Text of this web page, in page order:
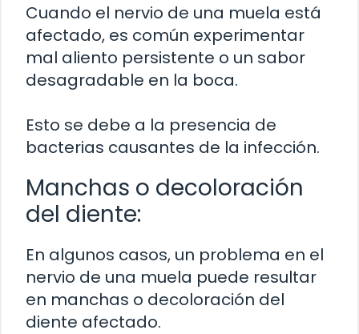
Cuando el nervio de una muela está
afectado, es común experimentar
mal aliento persistente o un sabor
desagradable en la boca.
Esto se debe a la presencia de
bacterias causantes de la infección.
Manchas o decoloración
del diente:
En algunos casos, un problema en el
nervio de una muela puede resultar
en manchas o decoloración del
diente afectado.